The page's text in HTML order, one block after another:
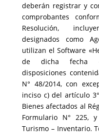
deberán registrar y
comprobantes
Resolución,
designados como
utilizan el Software
de dicha fecha
disposiciones
N° 48/2014, con
inciso c) del artículo
Bienes afectados al
Formulario N° 225,
Turismo – Inventario.